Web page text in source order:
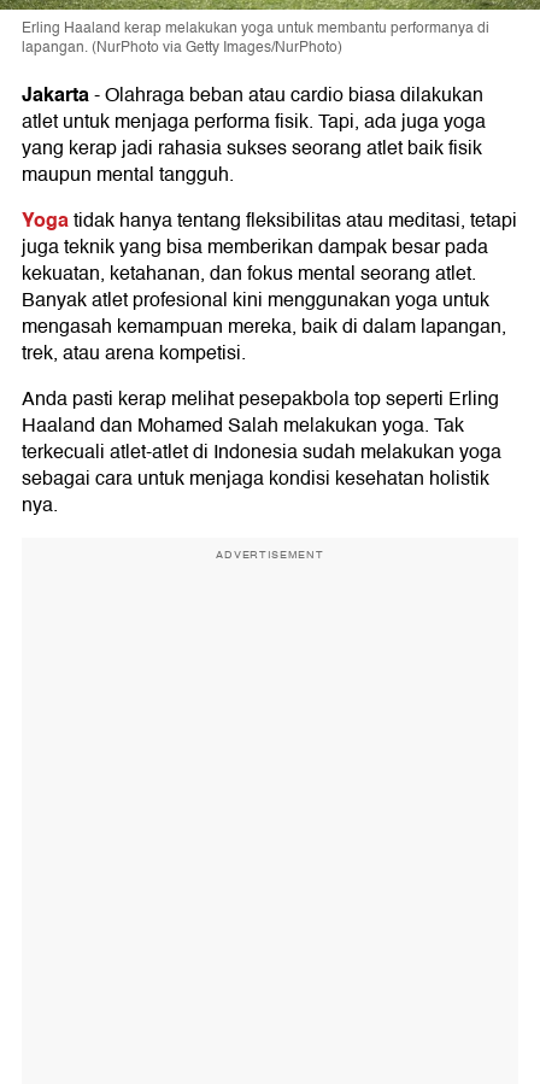
Erling Haaland kerap melakukan yoga untuk membantu performanya di
lapangan. (NurPhoto via Getty Images/NurPhoto)
Jakarta-Olahraga beban atau cardio biasa dilakukan
atlet untuk menjaga performa fisik. Tapi, ada juga yoga
yang kerap jadi rahasia sukses seorang atlet baik fisik
maupun mental tangguh.
Yogatidak hanya tentang fleksibilitas atau meditasi, tetapi
juga teknik yang bisa memberikan dampak besar pada
kekuatan, ketahanan, dan fokus mental seorang atlet.
Banyak atlet profesional kini menggunakan yoga untuk
mengasah kemampuan mereka, baik di dalam lapangan,
trek, atau arena kompetisi.
Anda pasti kerap melihat pesepakbola top seperti Erling
Haaland dan Mohamed Salah melakukan yoga. Tak
terkecuali atlet-atlet di Indonesia sudah melakukan yoga
sebagai cara untuk menjaga kondisi kesehatan holistik
nya.
ADVERTISEMENT